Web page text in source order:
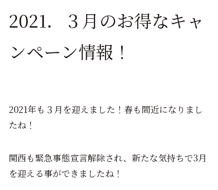
2021．３月のお得なキャ
ンペーン情報！
2021年も３月を迎えました！春も間近になりまし
たね！
関西も緊急事態宣言解除され、新たな気持ちで3月
を迎える事ができましたね！